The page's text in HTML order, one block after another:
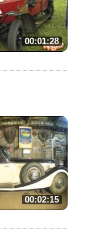
00:01:28
00:02:15